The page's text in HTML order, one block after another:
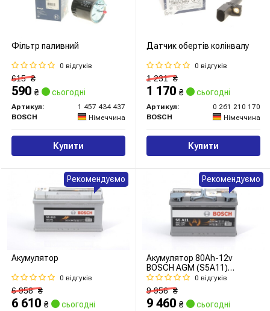
Фільтр паливний
0 відгуків
615₴
590 ₴ сьогодні
Артикул:
1 457 434 437
BOSCH
Німеччина
Купити
Датчик обертів колінвалу
0 відгуків
1 231₴
1 170 ₴ сьогодні
Артикул:
0 261 210 170
BOSCH
Німеччина
Купити
Акумулятор
0 відгуків
6 958₴
6 610 ₴ сьогодні
Рекомендуємо
Акумулятор 80Ah-12v
BOSCH AGM (S5A11)
(315x175x190),R,EN800
0 відгуків
9 956₴
9 460 ₴ сьогодні
Рекомендуємо